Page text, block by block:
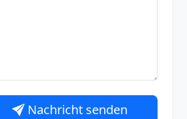
Nachricht senden